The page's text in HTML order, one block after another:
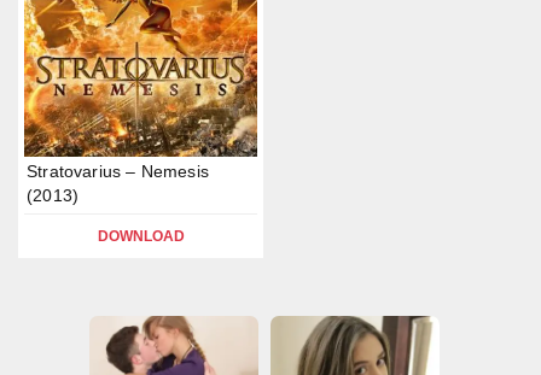
Stratovarius – Nemesis
(2013)
DOWNLOAD